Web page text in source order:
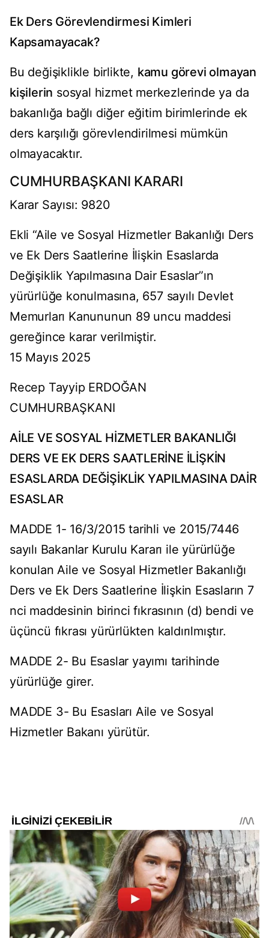
Ek Ders Görevlendirmesi Kimleri
Kapsamayacak?
Bu değişiklikle birlikte, kamu görevi olmayan
kişilerin sosyal hizmet merkezlerinde ya da
bakanlığa bağlı diğer eğitim birimlerinde ek
ders karşılığı görevlendirilmesi mümkün
olmayacaktır.
CUMHURBAŞKANI KARARI
Karar Sayısı: 9820
Ekli “Aile ve Sosyal Hizmetler Bakanlığı Ders
ve Ek Ders Saatlerine İlişkin Esaslarda
Değişiklik Yapılmasına Dair Esaslar”ın
yürürlüğe konulmasına, 657 sayılı Devlet
Memurları Kanununun 89 uncu maddesi
gereğince karar verilmiştir.
15 Mayıs 2025
Recep Tayyip ERDOĞAN
CUMHURBAŞKANI
AİLE VE SOSYAL HİZMETLER BAKANLIĞI
DERS VE EK DERS SAATLERİNE İLİŞKİN
ESASLARDA DEĞİŞİKLİK YAPILMASINA DAİR
ESASLAR
MADDE 1- 16/3/2015 tarihli ve 2015/7446
sayılı Bakanlar Kurulu Kararı ile yürürlüğe
konulan Aile ve Sosyal Hizmetler Bakanlığı
Ders ve Ek Ders Saatlerine İlişkin Esasların 7
nci maddesinin birinci fıkrasının (d) bendi ve
üçüncü fıkrası yürürlükten kaldırılmıştır.
MADDE 2- Bu Esaslar yayımı tarihinde
yürürlüğe girer.
MADDE 3- Bu Esasları Aile ve Sosyal
Hizmetler Bakanı yürütür.